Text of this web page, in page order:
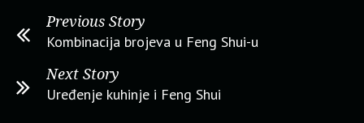
Previous Story
Kombinacija brojeva u Feng Shui-u
Next Story
Uređenje kuhinje i Feng Shui